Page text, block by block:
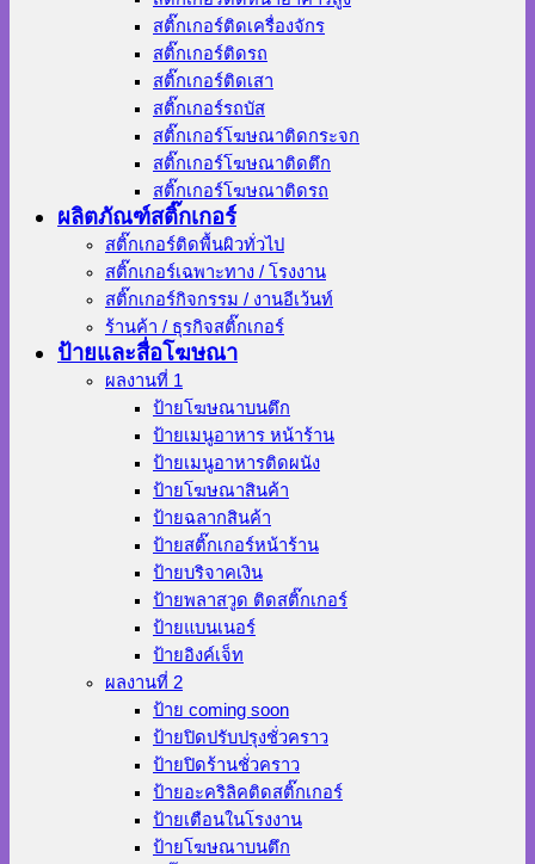
สติ๊กเกอร์ติดเครื่องจักร
สติ๊กเกอร์ติดรถ
สติ๊กเกอร์ติดเสา
สติ๊กเกอร์รถบัส
สติ๊กเกอร์โฆษณาติดกระจก
สติ๊กเกอร์โฆษณาติดตึก
สติ๊กเกอร์โฆษณาติดรถ
ผลิตภัณฑ์สติ๊กเกอร์
สติ๊กเกอร์ติดพื้นผิวทั่วไป
สติ๊กเกอร์เฉพาะทาง / โรงงาน
สติ๊กเกอร์กิจกรรม / งานอีเว้นท์
ร้านค้า / ธุรกิจสติ๊กเกอร์
ป้ายและสื่อโฆษณา
ผลงานที่ 1
ป้ายโฆษณาบนตึก
ป้ายเมนูอาหาร หน้าร้าน
ป้ายเมนูอาหารติดผนัง
ป้ายโฆษณาสินค้า
ป้ายฉลากสินค้า
ป้ายสติ๊กเกอร์หน้าร้าน
ป้ายบริจาคเงิน
ป้ายพลาสวูด ติดสติ๊กเกอร์
ป้ายแบนเนอร์
ป้ายอิงค์เจ็ท
ผลงานที่ 2
ป้าย coming soon
ป้ายปิดปรับปรุงชั่วคราว
ป้ายปิดร้านชั่วคราว
ป้ายอะคริลิคติดสติ๊กเกอร์
ป้ายเตือนในโรงงาน
ป้ายโฆษณาบนตึก